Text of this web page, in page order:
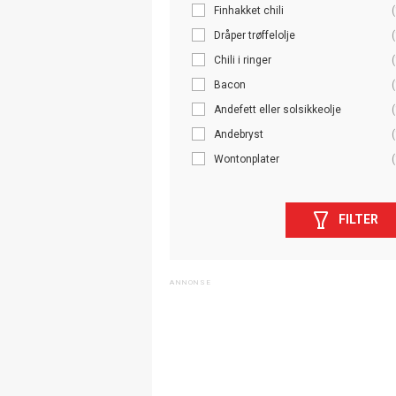
Finhakket chili
Dråper trøffelolje
Chili i ringer
Bacon
Andefett eller solsikkeolje
Andebryst
Wontonplater
FILTER